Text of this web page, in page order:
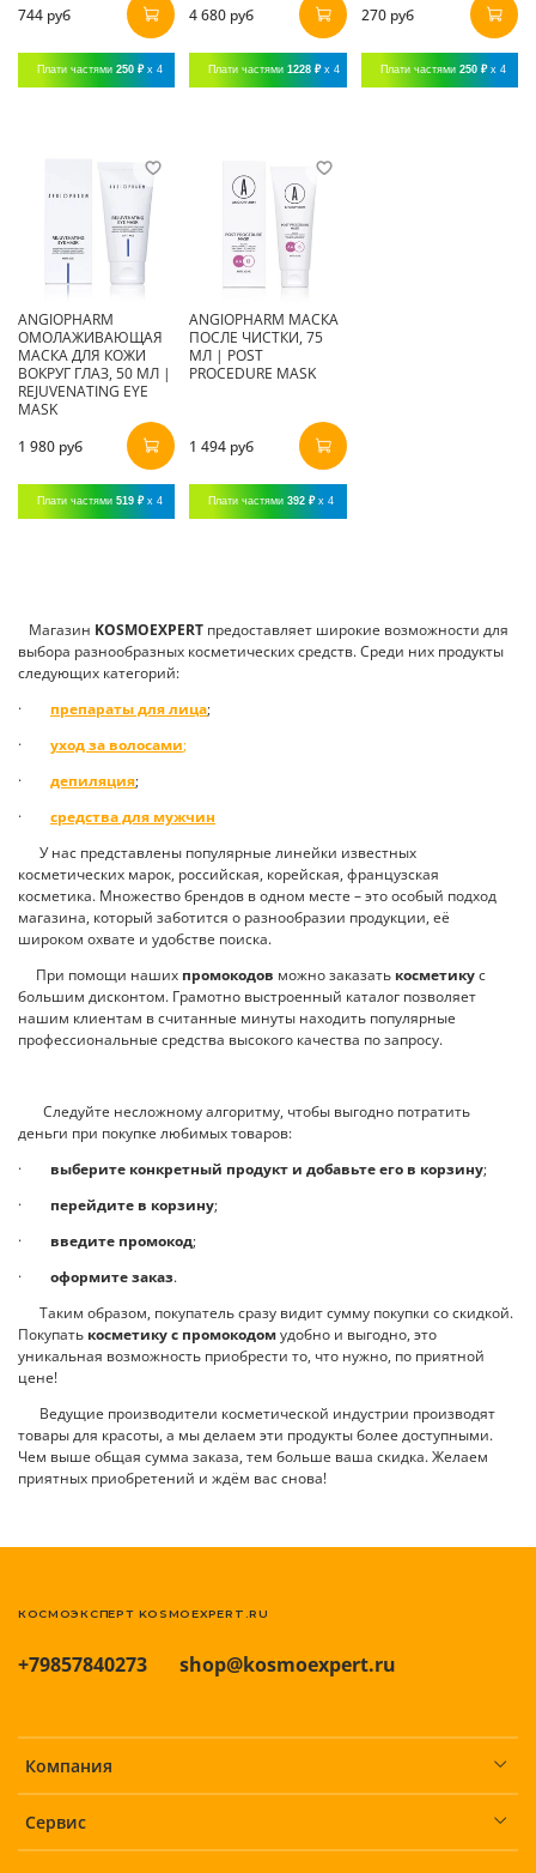
744 руб
Плати частями 250 ₽ x 4
4 680 руб
Плати частями1228 ₽ x 4
270 руб
Плати частями 250 ₽ x 4
ANGIOPHARM
ОМОЛАЖИВАЮЩАЯ
МАСКА ДЛЯ КОЖИ
ВОКРУГ ГЛАЗ, 50 МЛ |
REJUVENATING EYE
MASK
1 980 руб
Плати частями 519 ₽ x 4
ANGIOPHARM МАСКА
ПОСЛЕ ЧИСТКИ, 75
МЛ | POST
PROCEDURE MASK
1 494 руб
Плати частями392 ₽ x 4
Магазин KOSMOEXPERT предоставляет широкие возможности для
выбора разнообразных косметических средств. Среди них продукты
следующих категорий:
· препараты для лица;
· уход за волосами;
· депиляция;
· средства для мужчин
У нас представлены популярные линейки известных
косметических марок, российская, корейская, французская
косметика. Множество брендов в одном месте – это особый подход
магазина, который заботится о разнообразии продукции, её
широком охвате и удобстве поиска.
При помощи наших промокодов можно заказать косметикус
большим дисконтом. Грамотно выстроенный каталог позволяет
нашим клиентам в считанные минуты находить популярные
профессиональные средства высокого качества по запросу.
Следуйте несложному алгоритму, чтобы выгодно потратить
деньги при покупке любимых товаров:
· выберите конкретный продукт и добавьте его в корзину;
· перейдите в корзину;
· введите промокод;
· оформите заказ.
Таким образом, покупатель сразу видит сумму покупки со скидкой.
Покупать косметику с промокодомудобно и выгодно, это
уникальная возможность приобрести то, что нужно, по приятной
цене!
Ведущие производители косметической индустрии производят
товары для красоты, а мы делаем эти продукты более доступными.
Чем выше общая сумма заказа, тем больше ваша скидка. Желаем
приятных приобретений и ждём вас снова!
Компания
Сервис
+79857840273 shop@kosmoexpert.ru
КОСМОЭКСПЕРТ KOSMOEXPERT.RU